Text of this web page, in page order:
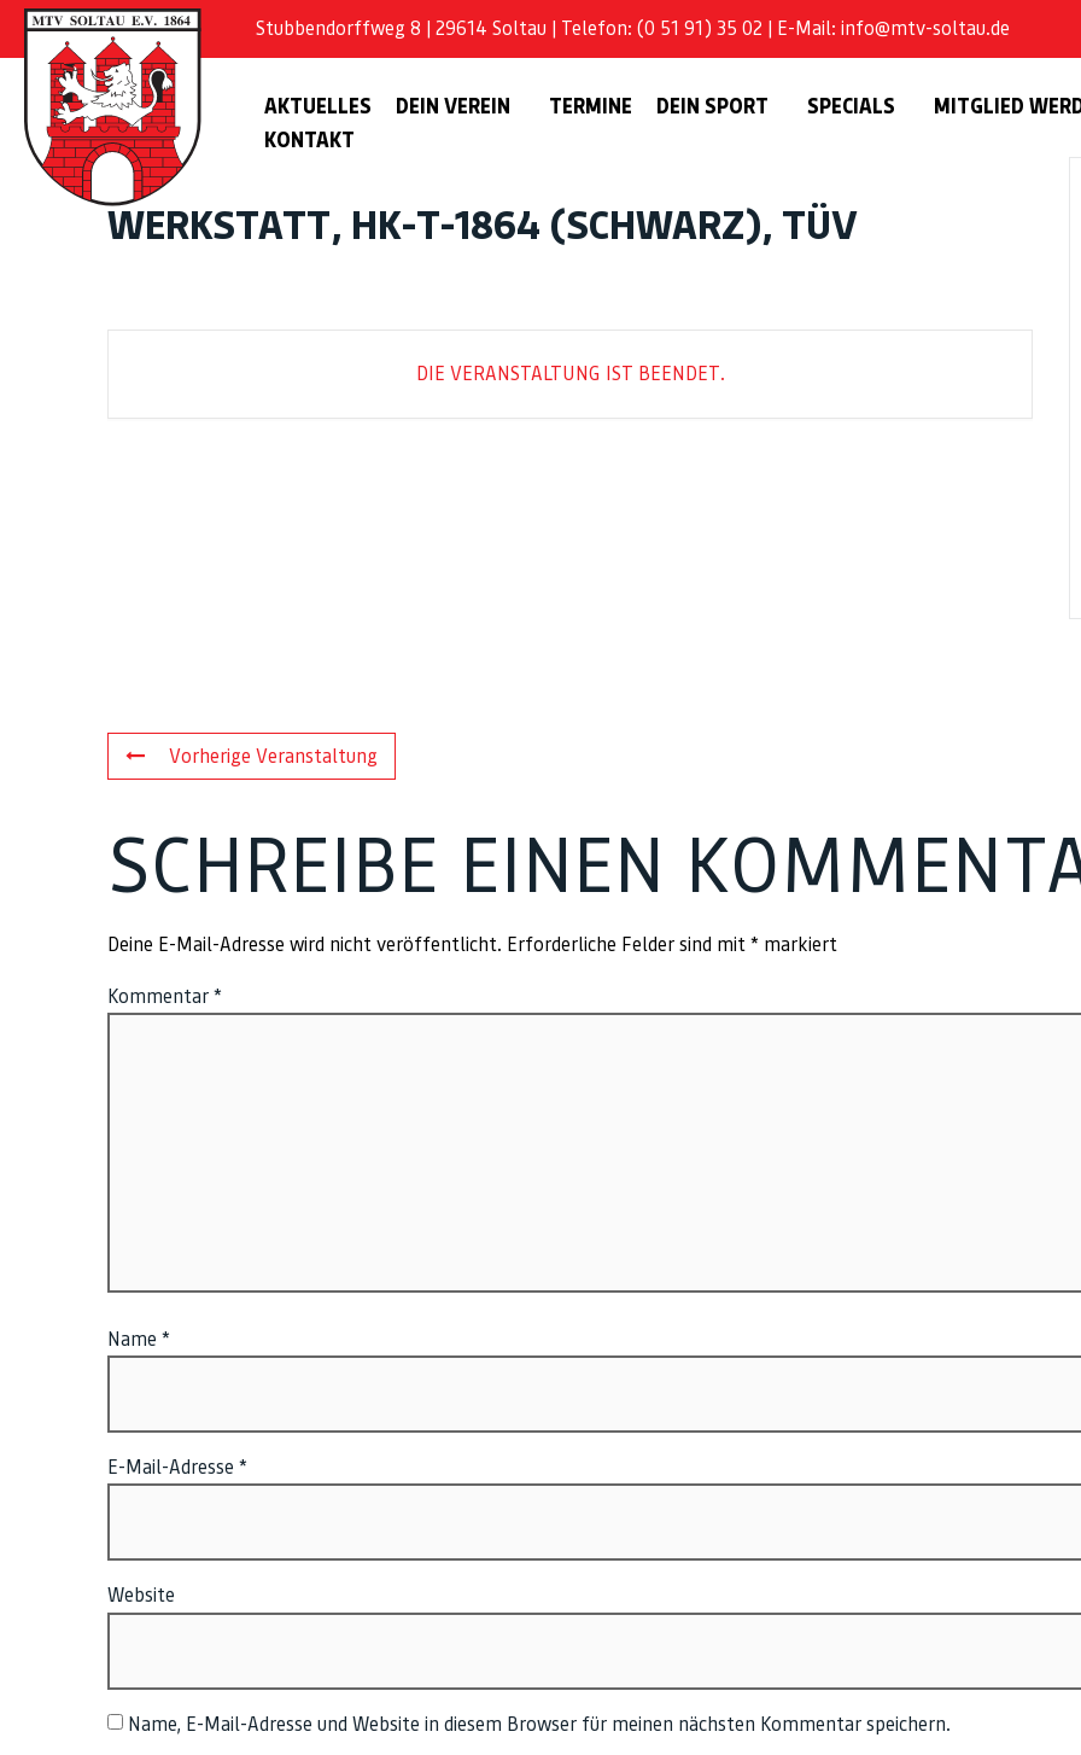
Stubbendorffweg 8 | 29614 Soltau | Telefon: (0 51 91) 35 02 | E-Mail: info@mtv-soltau.de
AKTUELLES DEIN VEREIN TERMINE DEIN SPORT SPECIALS
MITGLIED
KONTAKT
WERKSTATT, HK-T-1864 (SCHWARZ), TÜV
DIE VERANSTALTUNG IST BEENDET.
Vorherige Veranstaltung
SCHREIBE EINEN
Deine E-Mail-Adresse wird nicht veröffentlicht. Erforderliche Felder sind mit * markiert
Kommentar *
Name *
E-Mail-Adresse *
Website
Name, E-Mail-Adresse und Website in diesem Browser für meinen nächsten Kommentar speichern.